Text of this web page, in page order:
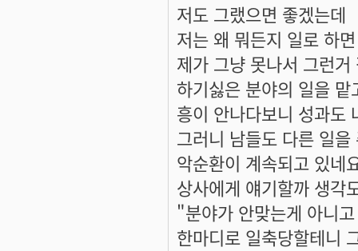
저도 그랬으면 좋겠는데
저는 왜 뭐든지 일로 하
제가 그냥 못나서 그런거
하기싫은 분야의 일을 맡
흥이 안나다보니 성과도
그러니 남들도 다른 일을
악순환이 계속되고 있네
상사에게 얘기할까 생각
"분야가 안맞는게 아니
한마디로 일축당할테니